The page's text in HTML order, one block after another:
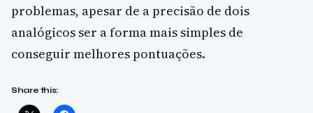
problemas, apesar de a precisão de dois
analógicos ser a forma mais simples de
conseguir melhores pontuações.
Share this: